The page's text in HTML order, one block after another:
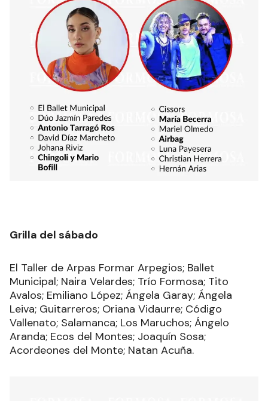
Grilla del sábado
El Taller de Arpas Formar Arpegios; Ballet
Municipal; Naira Velardes; Trío Formosa; Tito
Avalos; Emiliano López; Ángela Garay; Ángela
Leiva; Guitarreros; Oriana Vidaurre; Código
Vallenato; Salamanca; Los Maruchos; Ángelo
Aranda; Ecos del Montes; Joaquín Sosa;
Acordeones del Monte; Natan Acuña.